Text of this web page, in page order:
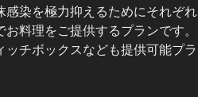
感染を極力抑えるためにそれぞれ
料理をご提供するプランです。
ッチボックスなども提供可能プラ